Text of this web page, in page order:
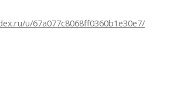
u/67a077c8068ff0360b1e30e7/